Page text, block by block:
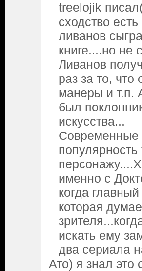
treelojik
сходство
ливанов
книге....но не
Ливанов
раз за то, что
манеры и т.п.
был
искусства...
Современные
именно с
когда
которая
искать ему
два сериала
Ато) я знал это